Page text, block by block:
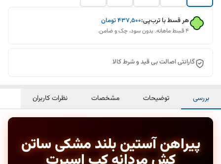
هر قسط با ترب‌پی:۴۳۷٬۵۰۰تومان
۴ قسط ماهانه. بدون سود، چک و ضامن.
گارانتی اصالت بی قید و شرط کالا
بررسی توضیحات مشخصات نظرات کاربران
پیراهن آستین بلند مشکی ساتن